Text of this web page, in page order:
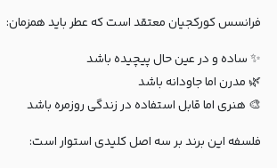
فرانسس کورکجیان معتقد است که عطر باید همزمان:
✨ ساده و در عین حال پیچیده باشد
🌿 مدرن اما جاودانه باشد
🎨 هنری اما قابل استفاده در زندگی روزمره باشد
فلسفه این برند بر سه اصل کلیدی استوار است: